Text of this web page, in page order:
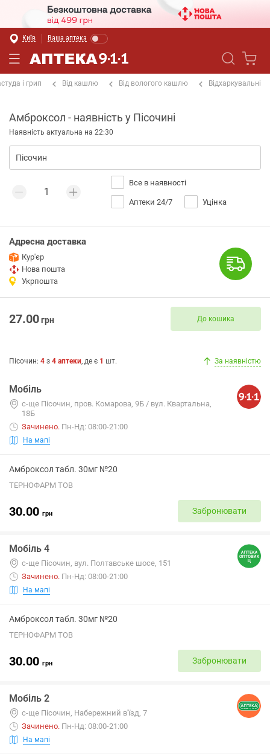
Київ Ваша аптека
і грип Від кашлю Від вологого кашлю Відхаркувальні
Амброксол - наявність у Пісочині
Наявність актуальна на 22:30
Все в наявності
Аптеки 24/7 Уцінка
Адресна доставка
Кур'єр
Нова пошта
Укрпошта
27.00грн До кошика
Пісочин: 4 з 4 аптеки, де є 1 шт. За наявністю
Мобіль
с-ще Пісочин, пров. Комарова, 9Б / вул. Квартальна,
18Б
Зачинено. Пн-Нд: 08:00-21:00
На мапі
Амброксол табл. 30мг №20
ТЕРНОФАРМ ТОВ
30.00 грн Забронювати
Мобіль 4
с-ще Пісочин, вул. Полтавське шосе, 151
Зачинено. Пн-Нд: 08:00-21:00
На мапі
Амброксол табл. 30мг №20
ТЕРНОФАРМ ТОВ
30.00 грн Забронювати
Мобіль 2
с-ще Пісочин, Набережний в'їзд, 7
Зачинено. Пн-Нд: 08:00-21:00
На мапі